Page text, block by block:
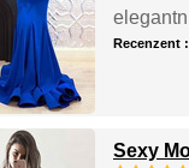
Recenzent
Sexy